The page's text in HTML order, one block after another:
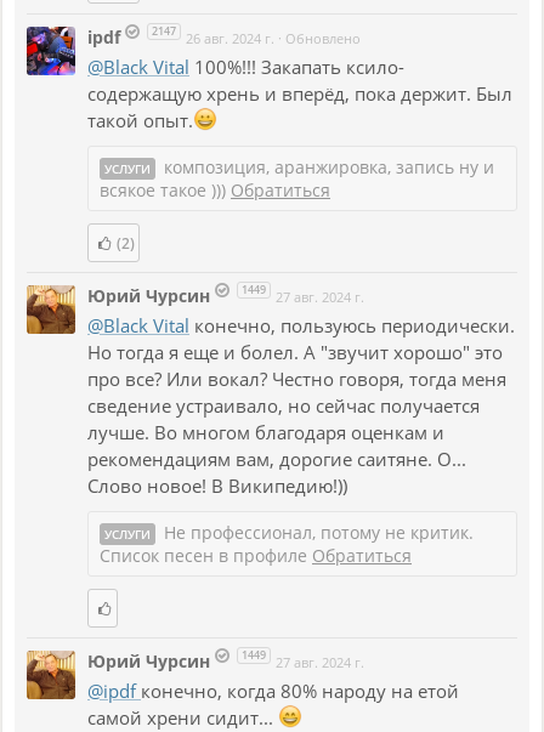
ipdf 2147 26 авг. 2024 г. · Обновлено
@Black Vital 100%!!! Закапать ксило-
содержащую хрень и вперёд, пока держит. Был
такой опыт.
УСЛУГИ
композиция, аранжировка, запись ну и
всякое такое ))) Обратиться
(2)
Юрий Чурсин 1449 27 авг. 2024 г.
@Black Vital конечно, пользуюсь периодически.
Но тогда я еще и болел. А "звучит хорошо" это
про все? Или вокал? Честно говоря, тогда меня
сведение устраивало, но сейчас получается
лучше. Во многом благодаря оценкам и
рекомендациям вам, дорогие саитяне. О...
Слово новое! В Википедию!))
УСЛУГИ
Не профессионал, потому не критик.
Список песен в профиле Обратиться
Юрий Чурсин 1449 27 авг. 2024 г.
@ipdf конечно, когда 80% народу на етой
самой хрени сидит...